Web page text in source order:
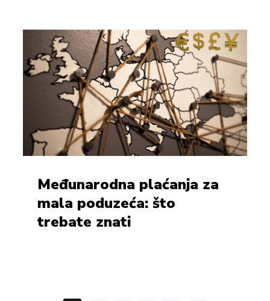
Međunarodna plaćanja za
mala poduzeća: što
trebate znati